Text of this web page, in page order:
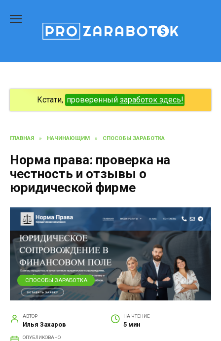
содержанию
Кстати, проверенный заработок здесь!
ГЛАВНАЯ » НАЧИНАЮЩИМ » СПОСОБЫ ЗАРАБОТКА
Норма права: проверка на
честность и отзывы о
юридической фирме
СПОСОБЫ ЗАРАБОТКА
АВТОР
Илья Захаров
НА ЧТЕНИЕ
5 мин
ОПУБЛИКОВАНО